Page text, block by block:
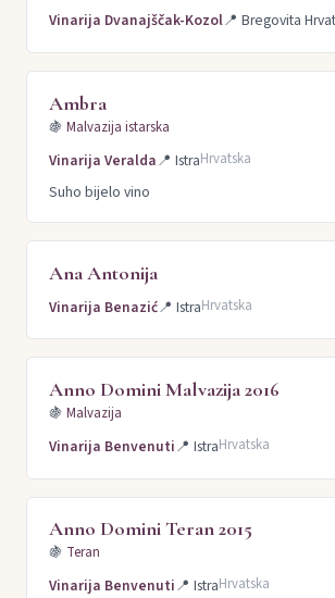
Vinarija Dvanajščak-Kozol📍 Bregovita
Ambra
🍇 Malvazija istarska
Vinarija Veralda📍 IstraHrvatska
Suho bijelo vino
Ana Antonija
Vinarija Benazić📍 IstraHrvatska
Anno Domini Malvazija 2016
🍇 Malvazija
Vinarija Benvenuti📍 IstraHrvatska
Anno Domini Teran 2015
🍇 Teran
Vinarija Benvenuti📍 IstraHrvatska